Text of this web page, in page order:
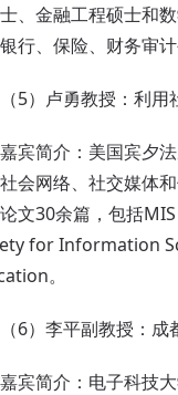
、金融工程硕士和
行、保险、财务审
）卢勇教授：利用
嘉宾简介：美国宾夕
会网络、社交媒体
文30余篇，包括
for Information
。
）李平副教授：成
嘉宾简介：电子科技